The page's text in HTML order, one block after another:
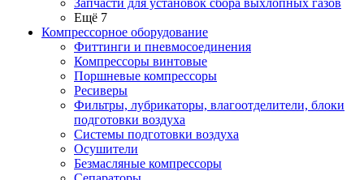
Запчасти для установок сбора выхлопных газов
Ещё 7
Компрессорное оборудование
Фиттинги и пневмосоединения
Компрессоры винтовые
Поршневые компрессоры
Ресиверы
Фильтры, лубрикаторы, влагоотделители, блоки
подготовки воздуха
Системы подготовки воздуха
Осушители
Безмасляные компрессоры